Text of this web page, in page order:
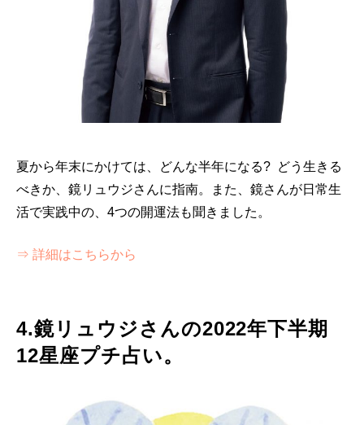
夏から年末にかけては、どんな半年になる? どう生きる
べきか、鏡リュウジさんに指南。また、鏡さんが日常生
活で実践中の、4つの開運法も聞きました。
⇒ 詳細はこちらから
4.鏡リュウジさんの2022年下半期
12星座プチ占い。